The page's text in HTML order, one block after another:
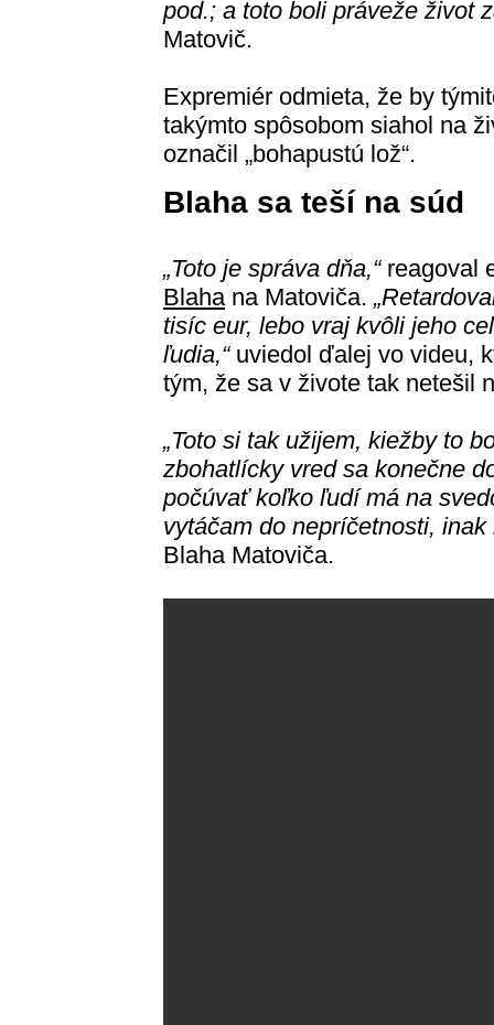
pod.; a toto boli práveže život
Matovič.
Expremiér odmieta, že by
takýmto spôsobom siahol na
označil „bohapustú lož“.
Blaha sa teší na súd
„Toto je správa dňa,“reagoval
Blahana Matoviča.
tisíc eur, lebo vraj kvôli jeho
ľudia,“uviedol ďalej vo videu,
tým, že sa v živote tak netešil
„Toto si tak užijem, kiežby to
zbohatlícky vred sa konečne
počúvať koľko ľudí má na
vytáčam do nepríčetnosti, inak
Blaha Matoviča.